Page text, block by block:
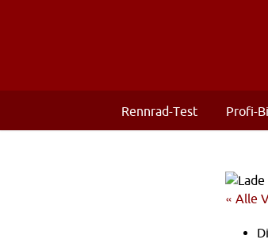
Rennrad-Test Profi-
« Alle